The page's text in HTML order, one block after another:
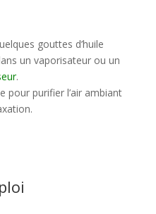
gouttes d’huile
un vaporisateur ou un
.
pour purifier l’air ambiant